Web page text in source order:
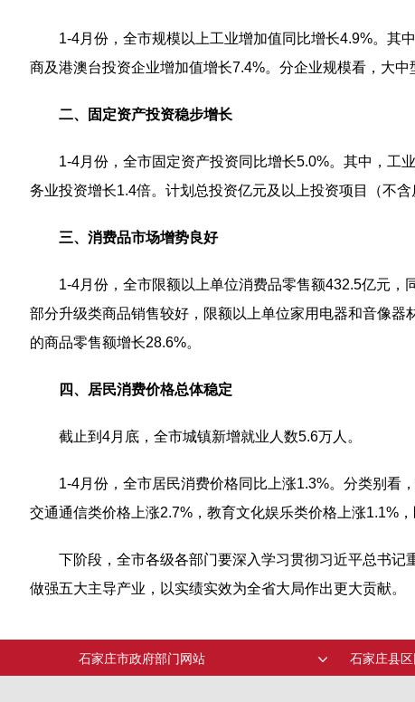
1-4月份，全市规模以上工业增加值同比增长4.9%。其
商及港澳台投资企业增加值增长7.4%。分企业规模看，大
二、固定资产投资稳步增长
1-4月份，全市固定资产投资同比增长5.0%。其中，工
务业投资增长1.4倍。计划总投资亿元及以上投资项目（不
三、消费品市场增势良好
1-4月份，全市限额以上单位消费品零售额432.5亿元，
部分升级类商品销售较好，限额以上单位家用电器和音像
的商品零售额增长28.6%。
四、居民消费价格总体稳定
截止到4月底，全市城镇新增就业人数5.6万人。
1-4月份，全市居民消费价格同比上涨1.3%。分类别看
交通通信类价格上涨2.7%，教育文化娱乐类价格上涨1.1%
下阶段，全市各级各部门要深入学习贯彻习近平总书
做强五大主导产业，以实绩实效为全省大局作出更大贡献。